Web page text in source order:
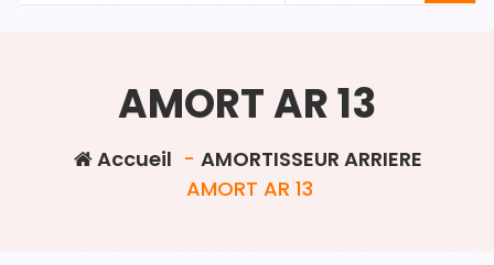
AMORT AR 13
Accueil - AMORTISSEUR ARRIERE
AMORT AR 13